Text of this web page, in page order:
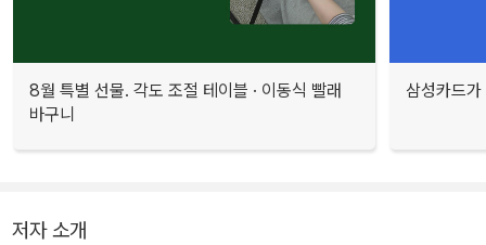
8월 특별 선물. 각도 조절 테이블 · 이동식 빨래
바구니
삼성카드
저자 소개